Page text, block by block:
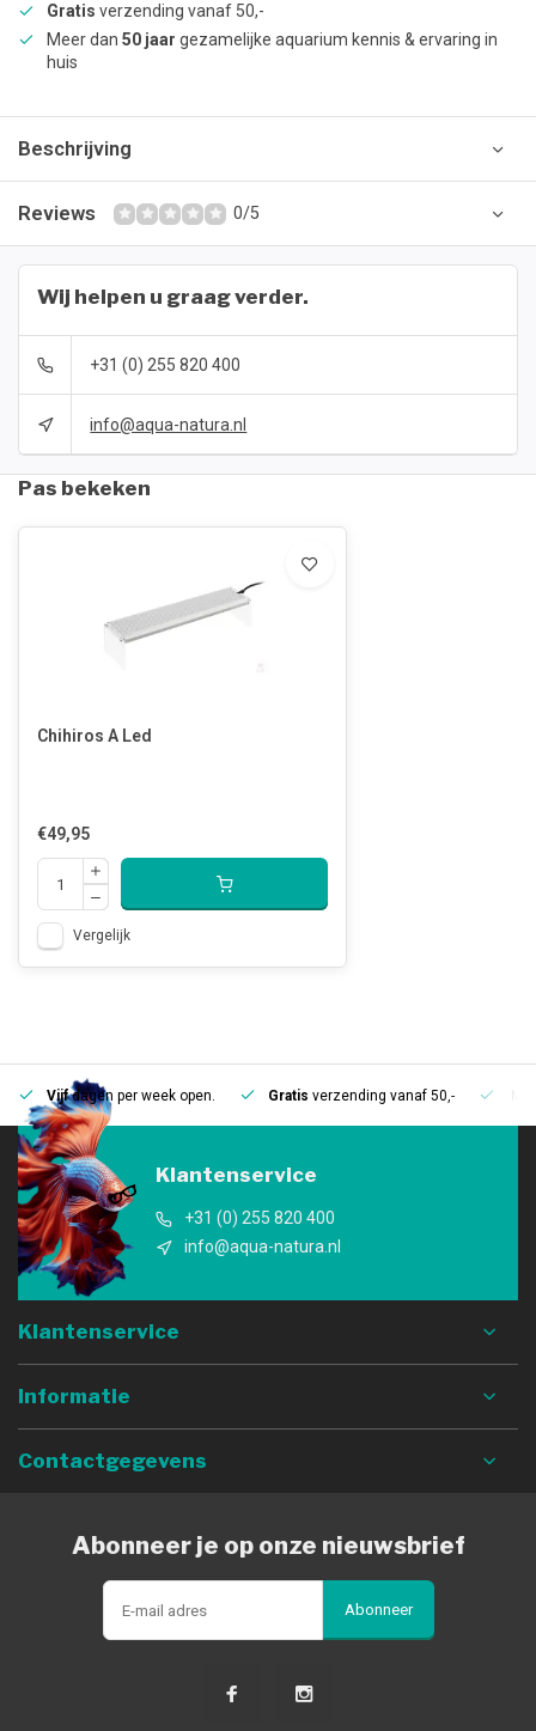
Gratis verzending vanaf 50,-
Meer dan 50 jaar gezamelijke aquarium kennis & ervaring in
huis
Beschrijving
Reviews 0/5
Wij helpen u graag verder.
+31 (0) 255 820 400
info@aqua-natura.nl
Pas bekeken
Chihiros A Led
€49,95
Vergelijk
Vijfdagen per week open. Gratis verzending vanaf 50,-
Klantenservice
+31 (0) 255 820 400
info@aqua-natura.nl
Klantenservice
Informatie
Contactgegevens
Abonneer je op onze nieuwsbrief
Abonneer